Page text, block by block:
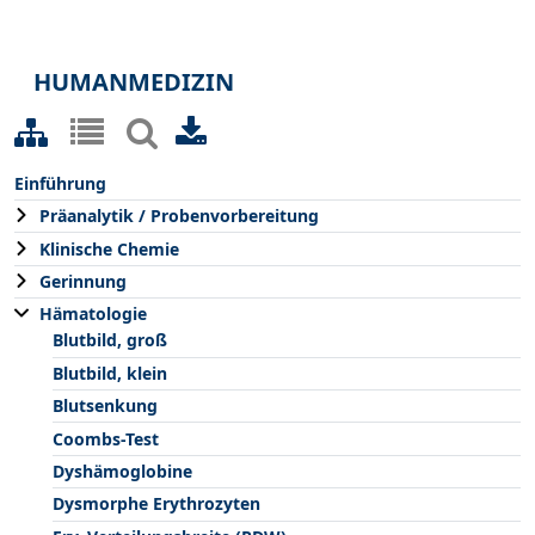
HUMANMEDIZIN
Einführung
Präanalytik / Probenvorbereitung
Klinische Chemie
Gerinnung
Hämatologie
Blutbild, groß
Blutbild, klein
Blutsenkung
Coombs-Test
Dyshämoglobine
Dysmorphe Erythrozyten